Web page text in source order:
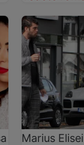
Marius